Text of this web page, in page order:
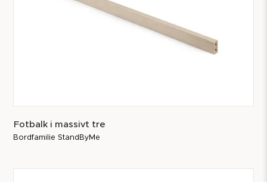
Fotbalk i massivt tre
Bordfamilie StandByMe